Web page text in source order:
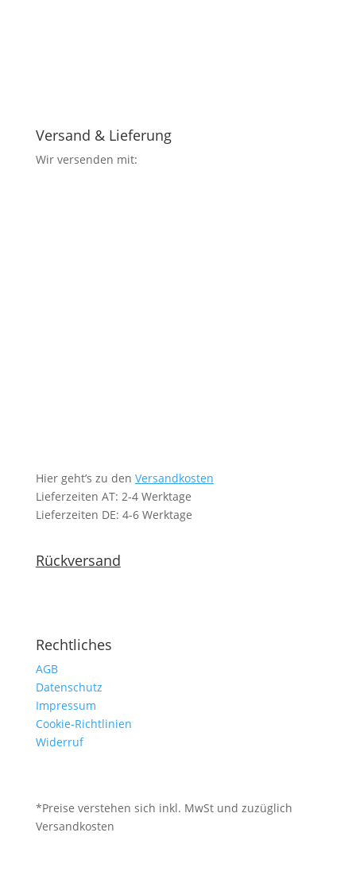
Versand & Lieferung
Wir versenden mit:
Hier geht’s zu den Versandkosten
Lieferzeiten AT: 2-4 Werktage
Lieferzeiten DE: 4-6 Werktage
Rückversand
Rechtliches
AGB
Datenschutz
Impressum
Cookie-Richtlinien
Widerruf
*Preise verstehen sich inkl. MwSt und zuzüglich
Versandkosten